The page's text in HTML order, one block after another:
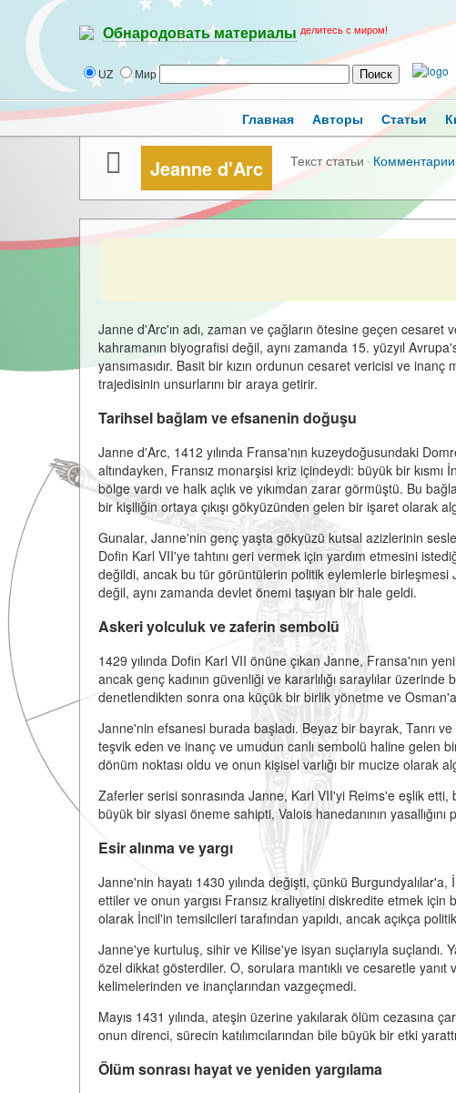
Обнародовать материалы делитесь с миром!
UZ Мир
Главная Авторы Статьи
Jeanne d'Arc Текст статьи · Комментарии
Janne d'Arc'ın adı, zaman ve çağların ötesine geçen
kahramanın biyografisi değil, aynı zamanda 15. yüzyıl
yansımasıdır. Basit bir kızın ordunun cesaret vericisi ve
trajedisinin unsurlarını bir araya getirir.
Tarihsel bağlam ve efsanenin doğuşu
Janne d'Arc, 1412 yılında Fransa'nın kuzeydoğusundaki
altındayken, Fransız monarşisi kriz içindeydi: büyük bir
bölge vardı ve halk açlık ve yıkımdan zarar görmüştü. Bu
bir kişiliğin ortaya çıkışı gökyüzünden gelen bir işaret olarak
Gunalar, Janne'nin genç yaşta gökyüzü kutsal azizlerinin
Dofin Karl VII'ye tahtını geri vermek için yardım etmesini
değildi, ancak bu tür görüntülerin politik eylemlerle birleşmesi
değil, aynı zamanda devlet önemi taşıyan bir hale geldi.
Askeri yolculuk ve zaferin sembolü
1429 yılında Dofin Karl VII önüne çıkan Janne, Fransa'nın
ancak genç kadının güvenliği ve kararlılığı saraylılar
denetlendikten sonra ona küçük bir birlik yönetme ve
Janne'nin efsanesi burada başladı. Beyaz bir bayrak, Tanrı
teşvik eden ve inanç ve umudun canlı sembolü haline gelen
dönüm noktası oldu ve onun kişisel varlığı bir mucize olarak
Zaferler serisi sonrasında Janne, Karl VII'yi Reims'e eşlik
büyük bir siyasi öneme sahipti, Valois hanedanının
Esir alınma ve yargı
Janne'nin hayatı 1430 yılında değişti, çünkü
ettiler ve onun yargısı Fransız kraliyetini diskredite etmek için
olarak İncil'in temsilcileri tarafından yapıldı, ancak açıkça
Janne'ye kurtuluş, sihir ve Kilise'ye isyan suçlarıyla suçlandı.
özel dikkat gösterdiler. O, sorulara mantıklı ve cesaretle yanıt
kelimelerinden ve inançlarından vazgeçmedi.
Mayıs 1431 yılında, ateşin üzerine yakılarak ölüm cezasına
onun direnci, sürecin katılımcılarından bile büyük bir etki
Ölüm sonrası hayat ve yeniden yargılama